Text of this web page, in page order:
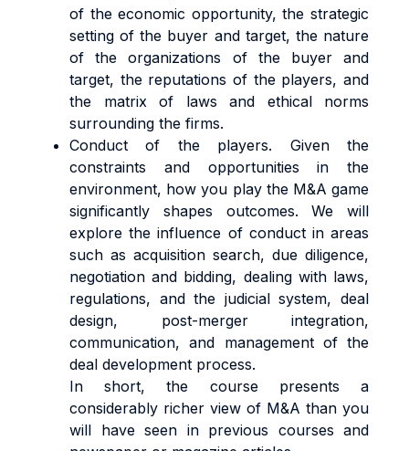
of the economic opportunity, the strategic
setting of the buyer and target, the nature
of the organizations of the buyer and
target, the reputations of the players, and
the matrix of laws and ethical norms
surrounding the firms.
Conduct of the players. Given the
constraints and opportunities in the
environment, how you play the M&A game
significantly shapes outcomes. We will
explore the influence of conduct in areas
such as acquisition search, due diligence,
negotiation and bidding, dealing with laws,
regulations, and the judicial system, deal
design, post-merger integration,
communication, and management of the
deal development process.
In short, the course presents a
considerably richer view of M&A than you
will have seen in previous courses and